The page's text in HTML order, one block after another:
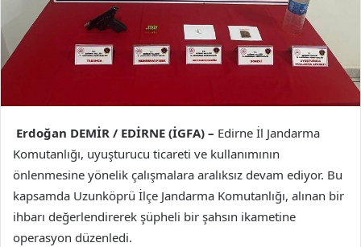
Erdoğan DEMİR / EDİRNE (İGFA) – Edirne İl Jandarma
Komutanlığı, uyuşturucu ticareti ve kullanımının
önlenmesine yönelik çalışmalara aralıksız devam ediyor. Bu
kapsamda Uzunköprü İlçe Jandarma Komutanlığı, alınan bir
ihbarı değerlendirerek şüpheli bir şahsın ikametine
operasyon düzenledi.